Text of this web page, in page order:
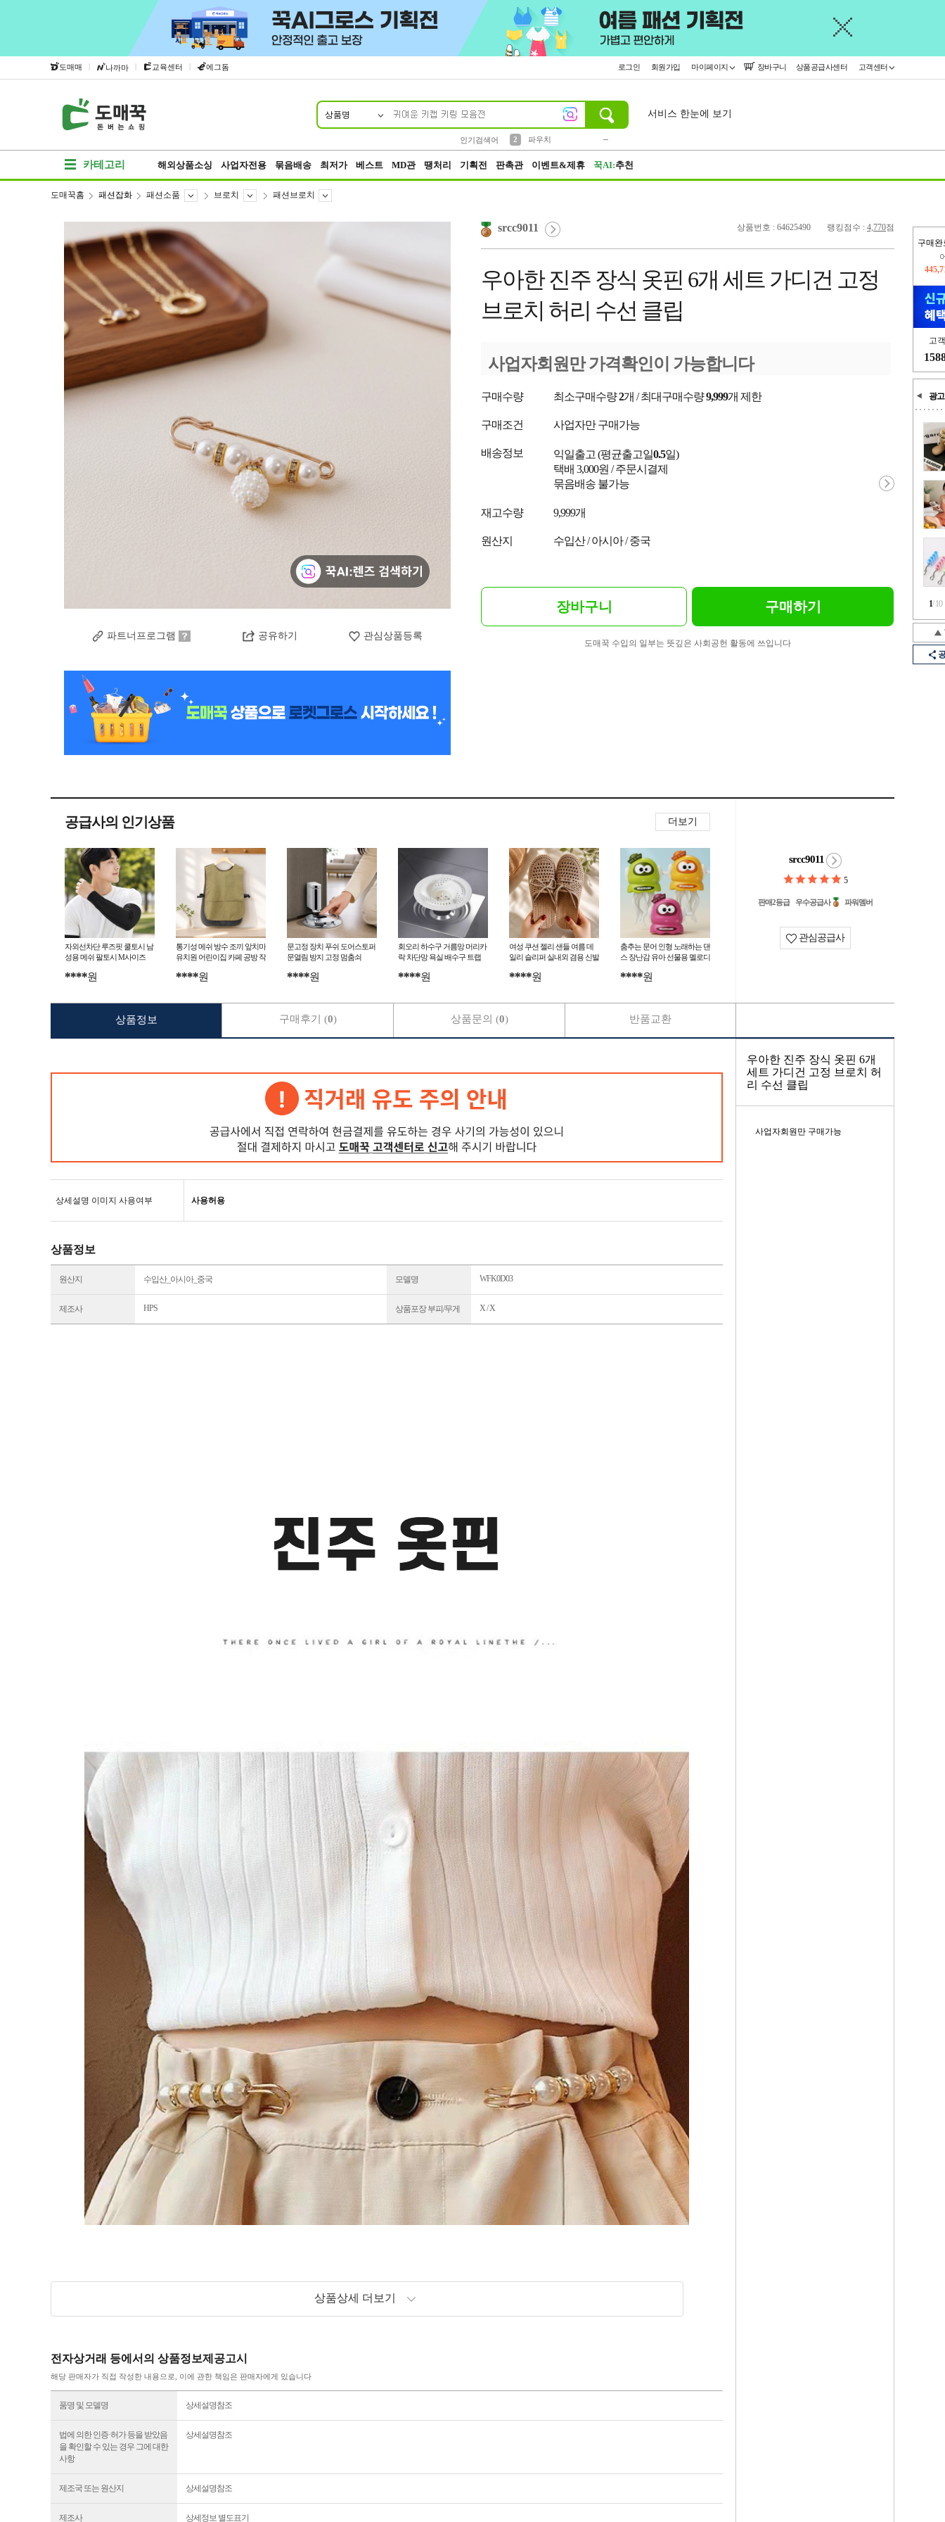
도매매 | 나까마 | 교육센터 | 에그돔 로그인 회원가입 마이페이지 장바구니 상품공급사센터 고객센터
상품명
인기검색어
2
파우치
서비스 한눈에 보기
카테고리 해외상품소싱 사업자전용 묶음배송 최저가 베스트 MD관 땡처리 기획전 판촉관 이벤트&제휴 꾹AI:추천
구매완
오
고
광고
1/10
도매꾹홈 패션잡화 패션소품 브로치 패션브로치
파트너프로그램 공유하기 관심상품등록
상품번호 : 64625490 랭킹점수 : 4,770점
srcc9011
우아한 진주 장식 옷핀 6개 세트 가디건 고정
브로치 허리 수선 클립
사업자회원만 가격확인이 가능합니다
구매수량 최소구매수량2개 / 최대구매수량9,999개 제한
구매조건 사업자만 구매가능
배송정보 익일출고 (평균출고일0.5일)
택배 3,000원 / 주문시결제
묶음배송 불가능
재고수량 9,999개
원산지 수입산 / 아시아 / 중국
장바구니 구매하기
도매꾹 수입의 일부는 뜻깊은 사회공헌 활동에 쓰입니다
공급사의 인기상품 더보기
자외선차단 루즈핏 쿨토시 남
성용 메쉬 팔토시 M사이즈
****원
통기성 메쉬 방수 조끼 앞치마
유치원 어린이집 카페 공방 작
****원
문고정 장치 푸쉬 도어스토퍼
문열림 방지 고정 멈춤쇠
****원
회오리 하수구 거름망 머리카
락 차단망 욕실 배수구 트랩
****원
여성 쿠션 젤리 샌들 여름 데
일리 슬리퍼 실내외 겸용 신발
****원
춤추는 문어 인형 노래하는 댄
스 장난감 유아 선물용 멜로디
****원
srcc9011
5
판매2등급 우수공급사 파워멤버
관심공급사
상세설명 이미지 사용여부 사용허용
상품정보
원산지 수입산_아시아_중국 모델명 WFK0D03
제조사 HPS 상품포장 부피/무게 X / X
상품상세 더보기
전자상거래 등에서의 상품정보제공고시
해당 판매자가 직접 작성한 내용으로, 이에 관한 책임은 판매자에게 있습니다
품명 및 모델명 상세설명참조
법에 의한 인증·허가 등을 받았음
을 확인할 수 있는 경우 그에 대한
사항
상세설명참조
제조국 또는 원산지 상세설명참조
제조사 상세정보 별도표기
상품정보 구매후기 (0) 상품문의 (0) 반품교환
우아한 진주 장식 옷핀 6개
세트 가디건 고정 브로치 허
리 수선 클립
사업자회원만 구매가능